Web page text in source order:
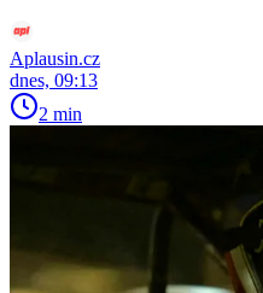
Aplausin.cz
dnes, 09:13
2 min